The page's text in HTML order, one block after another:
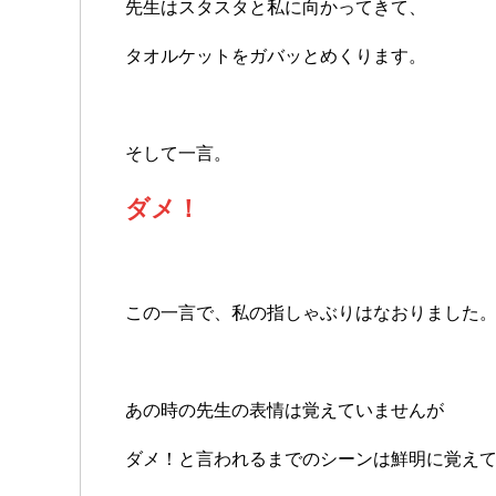
先生はスタスタと私に向かってきて、
タオルケットをガバッとめくります。
そして一言。
ダメ！
この一言で、私の指しゃぶりはなおりました。
あの時の先生の表情は覚えていませんが
ダメ！と言われるまでのシーンは鮮明に覚えて